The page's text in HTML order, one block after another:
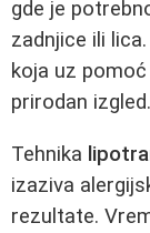
gde je
zadnjice ili
koja uz
prirodan izgled.
Tehnika
izaziva
rezultate.